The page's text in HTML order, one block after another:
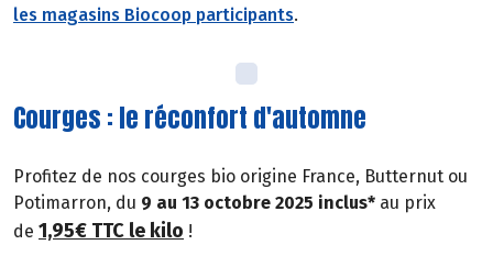
les magasins Biocoop participants.
Courges : le réconfort d'automne
Profitez de nos courges bio origine France, Butternut ou
Potimarron, du 9 au 13 octobre 2025 inclus* au prix
de 1,95€ TTC le kilo !